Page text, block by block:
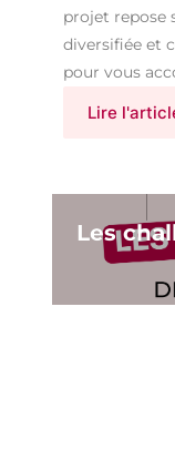
projet repose
diversifiée et
pour vous
Lire
Les